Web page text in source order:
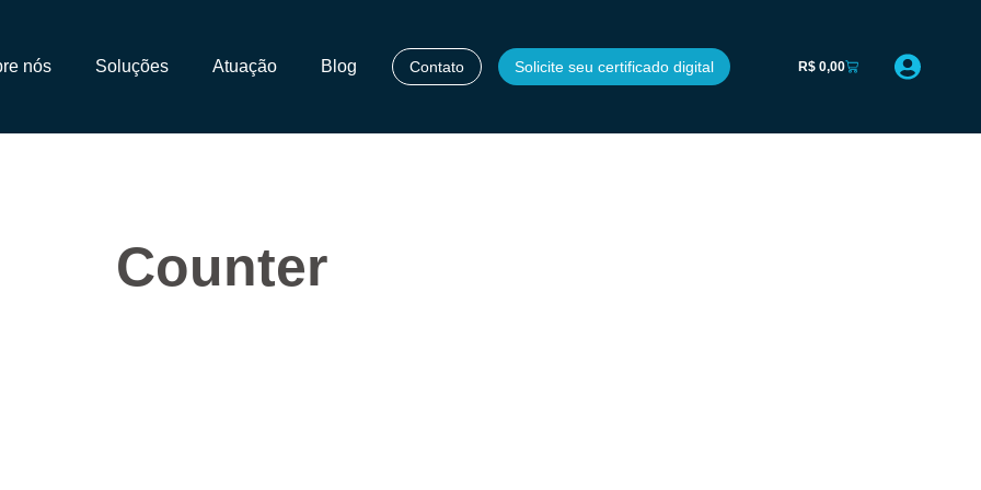
nós Soluções Atuação Blog Contato Solicite seu certificado digital R$ 0,00
Counter